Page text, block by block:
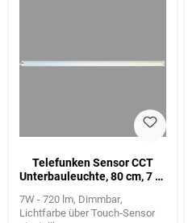
Telefunken Sensor CCT
Unterbauleuchte, 80 cm, 7 W,
7W - 720 lm Dimmbar
Lichtfarbe über Touch-Sensor